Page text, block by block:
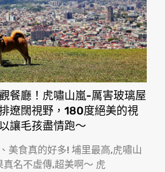
餐廳！虎嘯山嵐-厲害玻璃屋
遼闊視野，180度絕美的視
讓毛孩盡情跑〜
美食真的好多! 埔里最高,虎嘯山
名不虛傳,超美啊〜 虎